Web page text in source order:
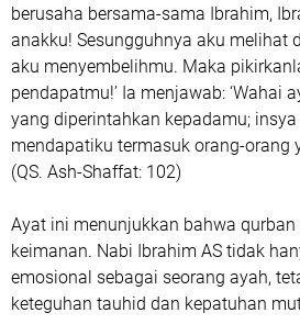
berusaha bersama-sama Ibrahim,
anakku! Sesungguhnya aku melihat
aku menyembelihmu. Maka
pendapatmu!’ Ia menjawab: ‘Wahai
yang diperintahkan kepadamu;
mendapatiku termasuk orang-orang
(QS. Ash-Shaffat: 102)
Ayat ini menunjukkan bahwa
keimanan. Nabi Ibrahim AS tidak
emosional sebagai seorang ayah,
keteguhan tauhid dan kepatuhan